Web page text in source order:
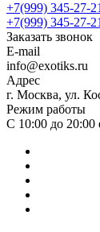
+7(999) 345-27-21
+7(999) 345-27-21
Заказать звонок
E-mail
info@exotiks.ru
Адрес
г. Москва, ул.
Режим работы
С 10:00 до 20:00